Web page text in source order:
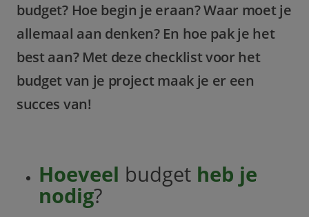
budget? Hoe begin je eraan? Waar moet je
allemaal aan denken? En hoe pak je het
best aan? Met deze checklist voor het
budget van je project maak je er een
succes van!
Hoeveel budget heb je
nodig?